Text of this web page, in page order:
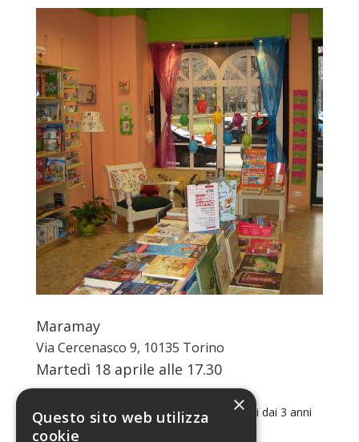
Maramay
Via Cercenasco 9, 10135 Torino
Martedì 18 aprile alle 17.30
Lettura di favole e albi illustrati per bambini dai 3 anni
in su.
×
Questo sito web utilizza
cookie